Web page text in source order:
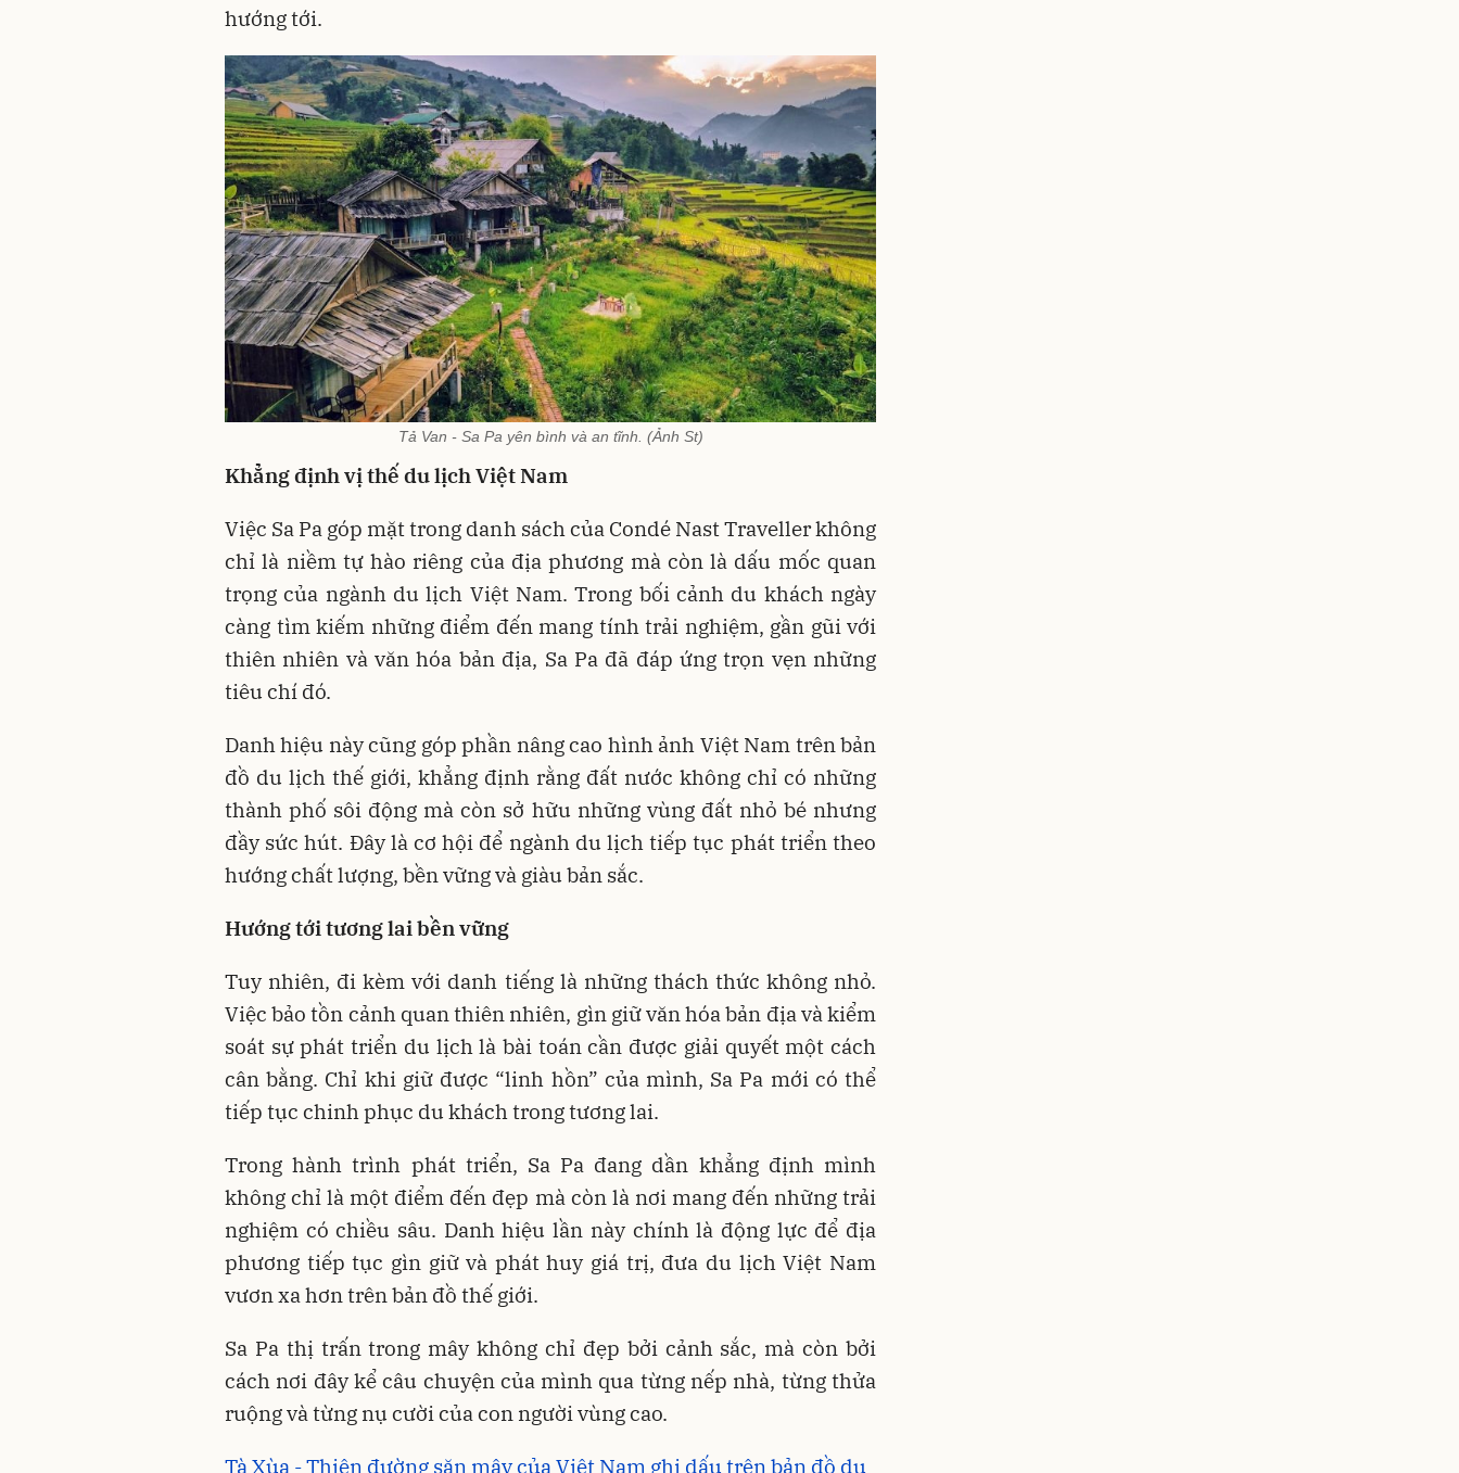
hướng tới.
Tả Van - Sa Pa yên bình và an tĩnh. (Ảnh St)
Khẳng định vị thế du lịch Việt Nam
Việc Sa Pa góp mặt trong danh sách của Condé Nast Traveller không
chỉ là niềm tự hào riêng của địa phương mà còn là dấu mốc quan
trọng của ngành du lịch Việt Nam. Trong bối cảnh du khách ngày
càng tìm kiếm những điểm đến mang tính trải nghiệm, gần gũi với
thiên nhiên và văn hóa bản địa, Sa Pa đã đáp ứng trọn vẹn những
tiêu chí đó.
Danh hiệu này cũng góp phần nâng cao hình ảnh Việt Nam trên bản
đồ du lịch thế giới, khẳng định rằng đất nước không chỉ có những
thành phố sôi động mà còn sở hữu những vùng đất nhỏ bé nhưng
đầy sức hút. Đây là cơ hội để ngành du lịch tiếp tục phát triển theo
hướng chất lượng, bền vững và giàu bản sắc.
Hướng tới tương lai bền vững
Tuy nhiên, đi kèm với danh tiếng là những thách thức không nhỏ.
Việc bảo tồn cảnh quan thiên nhiên, gìn giữ văn hóa bản địa và kiểm
soát sự phát triển du lịch là bài toán cần được giải quyết một cách
cân bằng. Chỉ khi giữ được “linh hồn” của mình, Sa Pa mới có thể
tiếp tục chinh phục du khách trong tương lai.
Trong hành trình phát triển, Sa Pa đang dần khẳng định mình
không chỉ là một điểm đến đẹp mà còn là nơi mang đến những trải
nghiệm có chiều sâu. Danh hiệu lần này chính là động lực để địa
phương tiếp tục gìn giữ và phát huy giá trị, đưa du lịch Việt Nam
vươn xa hơn trên bản đồ thế giới.
Sa Pa thị trấn trong mây không chỉ đẹp bởi cảnh sắc, mà còn bởi
cách nơi đây kể câu chuyện của mình qua từng nếp nhà, từng thửa
ruộng và từng nụ cười của con người vùng cao.
Tà Xùa - Thiên đường săn mây của Việt Nam ghi dấu trên bản đồ du